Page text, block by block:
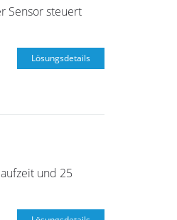
Sensor steuert
Lösungsdetails
und 25